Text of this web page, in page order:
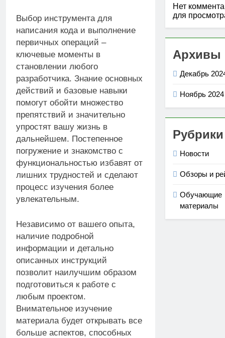
Выбор инструмента для
написания кода и выполнение
первичных операций –
ключевые моменты в
становлении любого
разработчика. Знание основных
действий и базовые навыки
помогут обойти множество
препятствий и значительно
упростят вашу жизнь в
дальнейшем. Постепенное
погружение и знакомство с
функциональностью избавят от
лишних трудностей и сделают
процесс изучения более
увлекательным.
Независимо от вашего опыта,
наличие подробной
информации и детально
описанных инструкций
позволит наилучшим образом
подготовиться к работе с
любым проектом.
Внимательное изучение
материала будет открывать все
больше аспектов, способных
Нет
для
Архивы
Декабрь
Ноябрь 2024
Рубрики
Новости
Обзоры и
Обучающие
материалы